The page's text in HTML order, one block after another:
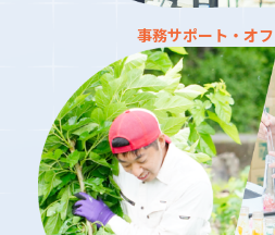
事務サポート・オ